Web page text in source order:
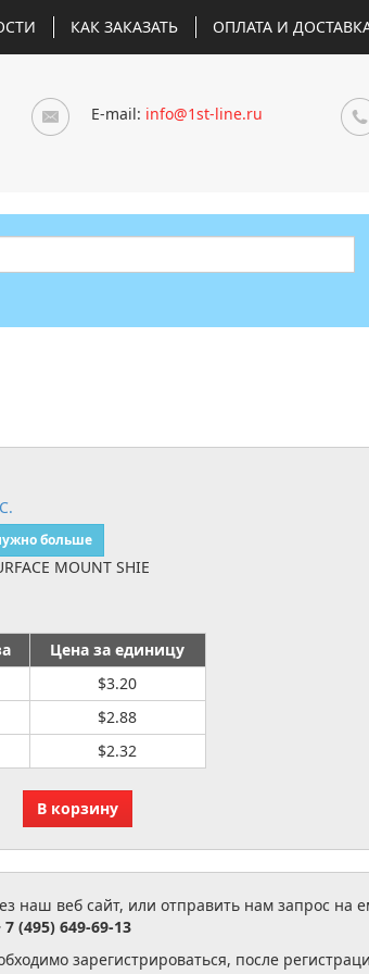
КАК ЗАКАЗАТЬ ОПЛАТА И
E-mail: info@1st-line.ru
больше
MOUNT SHIE
Цена за единицу
$3.20
$2.88
$2.32
наш веб сайт, или отправить нам запрос на
7 (495) 649-69-13
зарегистрироваться, после